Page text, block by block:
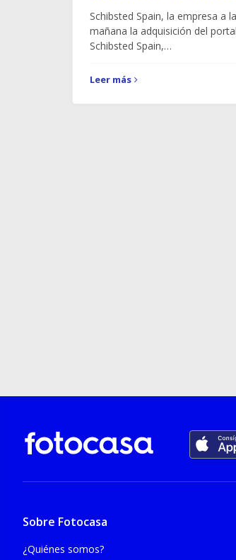
Schibsted Spain, la empresa a
mañana la adquisición del
Schibsted Spain,…
Leer más
Sobre Fotocasa
¿Quiénes somos?